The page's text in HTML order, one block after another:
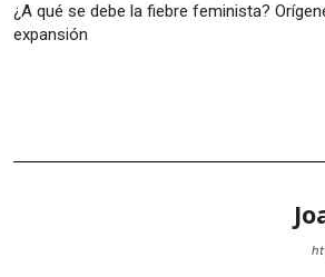
¿A qué se debe la fiebre feminista?
expansión